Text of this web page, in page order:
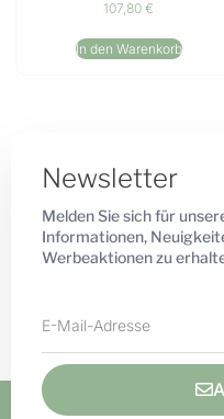
107,80€
In den Warenkorb
Newsletter
Melden Sie sich für
Informationen,
Werbeaktionen zu